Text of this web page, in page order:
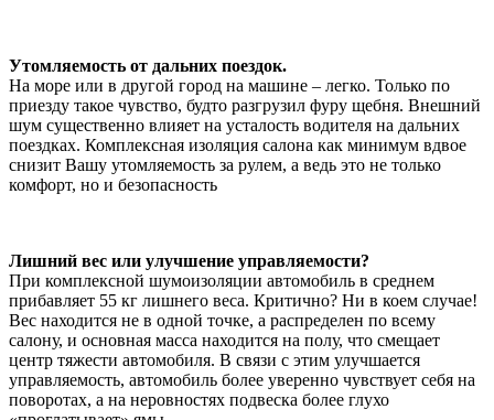
Утомляемость от дальних поездок.
На море или в другой город на машине – легко. Только по
приезду такое чувство, будто разгрузил фуру щебня. Внешний
шум существенно влияет на усталость водителя на дальних
поездках. Комплексная изоляция салона как минимум вдвое
снизит Вашу утомляемость за рулем, а ведь это не только
комфорт, но и безопасность
Лишний вес или улучшение управляемости?
При комплексной шумоизоляции автомобиль в среднем
прибавляет 55 кг лишнего веса. Критично? Ни в коем случае!
Вес находится не в одной точке, а распределен по всему
салону, и основная масса находится на полу, что смещает
центр тяжести автомобиля. В связи с этим улучшается
управляемость, автомобиль более уверенно чувствует себя на
поворотах, а на неровностях подвеска более глухо